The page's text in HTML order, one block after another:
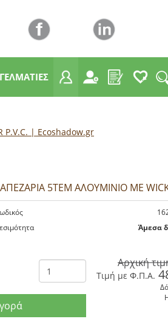
P.V.C. | Εcoshadow.gr
5ΤΕΜ ΑΛΟΥΜΙΝΙΟ ΜΕ
Άμεσα
Αρχική
Tιμή με Φ.Π.Α.